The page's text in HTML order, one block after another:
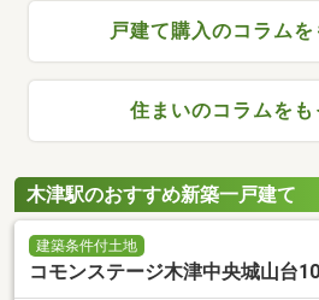
戸建て購入のコラム
住まいのコラムをも
木津駅のおすすめ新築一戸建て
建築条件付土地
コモンステージ木津中央城山台